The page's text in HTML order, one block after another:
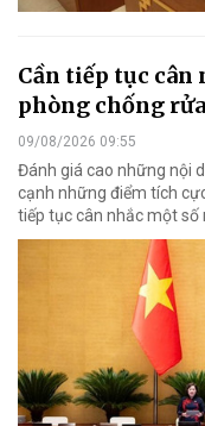
Cần tiếp tục cân
phòng chống
09/08/2026 09:55
Đánh giá cao những nội
cạnh những điểm tích
tiếp tục cân nhắc một số